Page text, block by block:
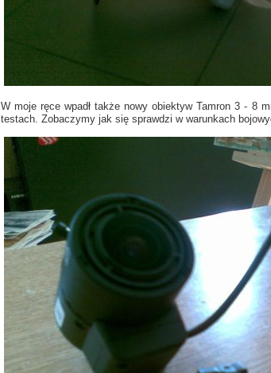
W moje ręce wpadł także nowy obiektyw Tamron 3 - 8
testach. Zobaczymy jak się sprawdzi w warunkach